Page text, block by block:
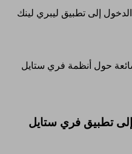
إلى تطبيق ليبري لينك
حول أنظمة فري ستايل
تطبيق فري ستايل